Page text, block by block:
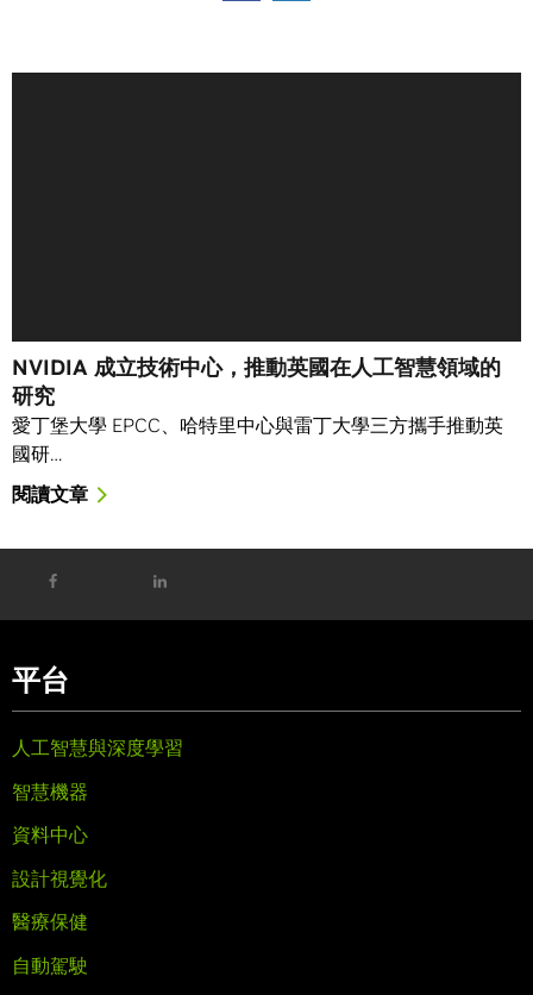
NVIDIA 成立技術中心，推動英國在人工智慧領域的
研究
愛丁堡大學 EPCC、哈特里中心與雷丁大學三方攜手推動英
國研…
閱讀文章
平台
人工智慧與深度學習
智慧機器
資料中心
設計視覺化
醫療保健
自動駕駛